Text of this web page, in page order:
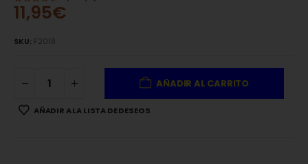
11,95€
SKU: F2018
AÑADIR AL CARRITO
AÑADIR A LA LISTA DE DESEOS